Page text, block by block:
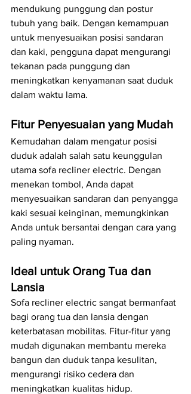
mendukung punggung dan postur
tubuh yang baik. Dengan kemampuan
untuk menyesuaikan posisi sandaran
dan kaki, pengguna dapat mengurangi
tekanan pada punggung dan
meningkatkan kenyamanan saat duduk
dalam waktu lama.
Fitur Penyesuaian yang Mudah
Kemudahan dalam mengatur posisi
duduk adalah salah satu keunggulan
utama sofa recliner electric. Dengan
menekan tombol, Anda dapat
menyesuaikan sandaran dan penyangga
kaki sesuai keinginan, memungkinkan
Anda untuk bersantai dengan cara yang
paling nyaman.
Ideal untuk Orang Tua dan
Lansia
Sofa recliner electric sangat bermanfaat
bagi orang tua dan lansia dengan
keterbatasan mobilitas. Fitur-fitur yang
mudah digunakan membantu mereka
bangun dan duduk tanpa kesulitan,
mengurangi risiko cedera dan
meningkatkan kualitas hidup.